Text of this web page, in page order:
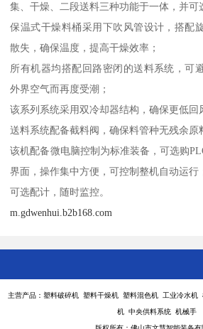
集、干燥、二段送料三种功能于一体，并可
保温式干燥料桶采用下吹风管设计，搭配
散失，确保温度，提高干燥效率；
所有机器均搭配回路密闭的送料系统，可
外界空气而再度受潮；
该系列系统采用双冷却器结构，确保更低回
送料系统配备截料阀，确保料管种无残余原
该机配备微电脑控制为标准装备，可选购
界面，操作集中方便，可控制整机自动运行
可选配计，随时监控。
m.gdwenhui.b2b168.com
主营产品：塑料破碎机 塑料干燥机 塑料混色机 工业冷水
机 中央供料系统 机械手